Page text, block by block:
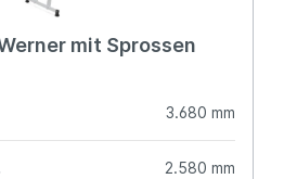
mit Sprossen
3.680 mm
2.580 mm